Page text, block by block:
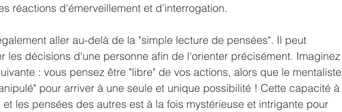
réactions d'émerveillement et d'interrogation.
aller au-delà de la "simple lecture de pensées". Il peut
les décisions d'une personne afin de l'orienter précisément. Imaginez
: vous pensez être "libre" de vos actions, alors que le mentaliste
pour arriver à une seule et unique possibilité ! Cette capacité à
les pensées des autres est à la fois mystérieuse et intrigante pour